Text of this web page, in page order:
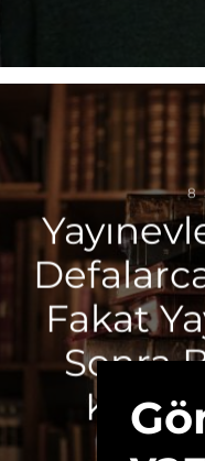
8
Fakat
Sonra